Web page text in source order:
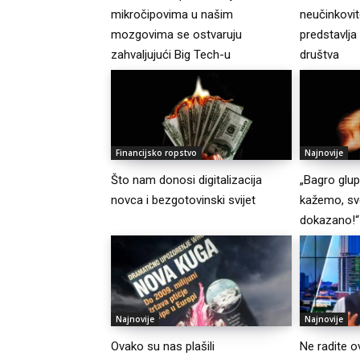
mikročipovima u našim
mozgovima se ostvaruju
zahvaljujući Big Tech-u
društva
Financijsko ropstvo
Što nam donosi digitalizacija
novca i bezgotovinski svijet
Najnovije
„Bagro
kažemo,
dokazano!“
Najnovije
Ovako su nas plašili
Najnovije
Ne radite